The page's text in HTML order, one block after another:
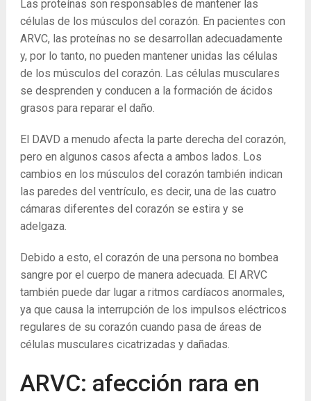
Las proteínas son responsables de mantener las
células de los músculos del corazón. En pacientes con
ARVC, las proteínas no se desarrollan adecuadamente
y, por lo tanto, no pueden mantener unidas las células
de los músculos del corazón. Las células musculares
se desprenden y conducen a la formación de ácidos
grasos para reparar el daño.
El DAVD a menudo afecta la parte derecha del corazón,
pero en algunos casos afecta a ambos lados. Los
cambios en los músculos del corazón también indican
las paredes del ventrículo, es decir, una de las cuatro
cámaras diferentes del corazón se estira y se
adelgaza.
Debido a esto, el corazón de una persona no bombea
sangre por el cuerpo de manera adecuada. El ARVC
también puede dar lugar a ritmos cardíacos anormales,
ya que causa la interrupción de los impulsos eléctricos
regulares de su corazón cuando pasa de áreas de
células musculares cicatrizadas y dañadas.
ARVC: afección rara en